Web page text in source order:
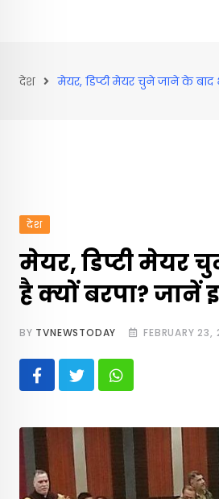
देश मेयर, डिप्‍टी मेयर चुने जाने के
देश
मेयर, डिप्‍टी मेयर
है क्यों बरपा?
BY TVNEWSTODAY FEBRUARY 23,
Whatsapp